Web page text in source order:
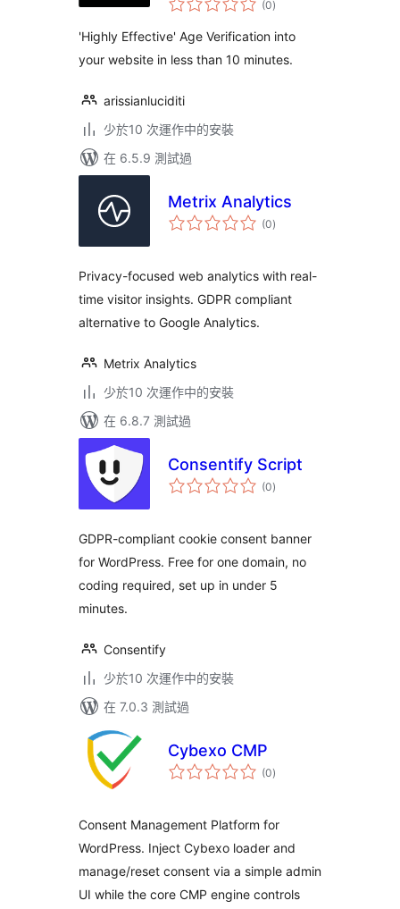
(0評)
'Highly Effective' Age Verification into
your website in less than 10 minutes.
arissianluciditi
少於10 次運作中的安裝
在 6.5.9 測試過
Metrix Analytics
(0總
評)
Privacy-focused web analytics with real-
time visitor insights. GDPR compliant
alternative to Google Analytics.
Metrix Analytics
少於10 次運作中的安裝
在 6.8.7 測試過
Consentify Script
(0總
評)
GDPR-compliant cookie consent banner
for WordPress. Free for one domain, no
coding required, set up in under 5
minutes.
Consentify
少於10 次運作中的安裝
在 7.0.3 測試過
Cybexo CMP
(0總
評)
Consent Management Platform for
WordPress. Inject Cybexo loader and
manage/reset consent via a simple admin
UI while the core CMP engine controls